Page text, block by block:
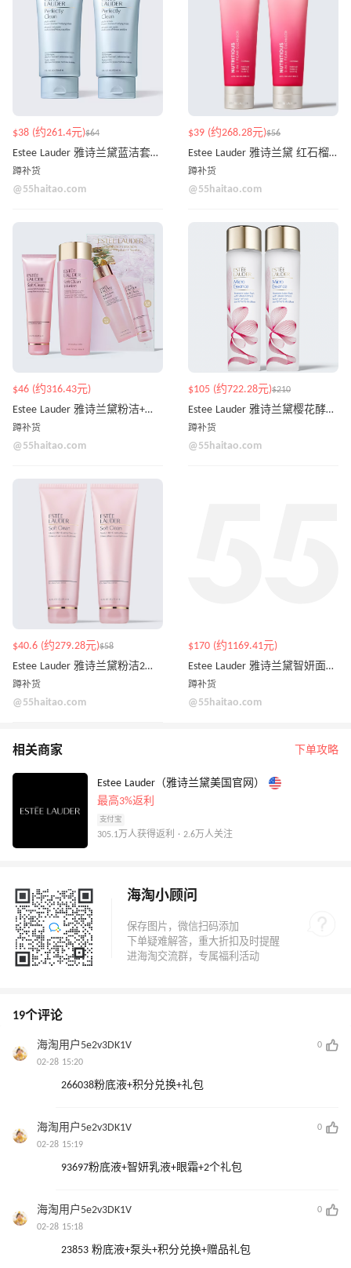
$38 (约261.4元)$64
Estee Lauder 雅诗兰黛蓝洁套装 150ml*2
蹲补货
@55haitao.com
$39 (约268.28元)$56
Estee Lauder 雅诗兰黛 红石榴洁面*2
蹲补货
@55haitao.com
$46 (约316.43元)
Estee Lauder 雅诗兰黛粉洁+粉水套装
蹲补货
@55haitao.com
$105 (约722.28元)$210
Estee Lauder 雅诗兰黛樱花酵素微精华双支装（价值$270）
蹲补货
@55haitao.com
$40.6 (约279.28元)$58
Estee Lauder 雅诗兰黛粉洁2件套 125ml*2
蹲补货
@55haitao.com
$170 (约1169.41元)
Estee Lauder 雅诗兰黛智妍面霜+小棕瓶套装 价值$260
蹲补货
@55haitao.com
相关商家 下单攻略
Estee Lauder（雅诗兰黛美国官网）
最高3%返利
支付宝
305.1万人获得返利 · 2.6万人关注
海淘小顾问
19个评论
海淘用户5e2v3DK1V
0
02-28 15:20
266038粉底液+积分兑换+礼包
海淘用户5e2v3DK1V
0
02-28 15:19
93697粉底液+智妍乳液+眼霜+2个礼包
海淘用户5e2v3DK1V
0
02-28 15:18
23853 粉底液+泵头+积分兑换+赠品礼包